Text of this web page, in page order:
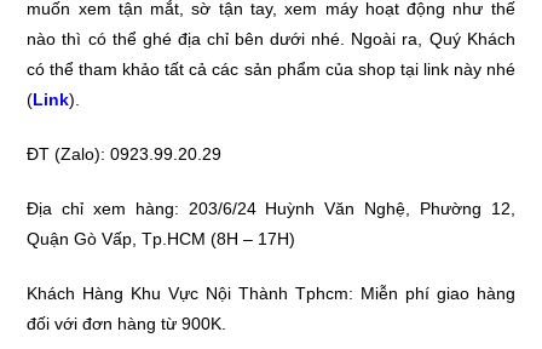
muốn xem tận mắt, sờ tận tay, xem máy hoạt động như thế
nào thì có thể ghé địa chỉ bên dưới nhé. Ngoài ra, Quý Khách
có thể tham khảo tất cả các sản phẩm của shop tại link này nhé
(Link).
ĐT (Zalo): 0923.99.20.29
Địa chỉ xem hàng: 203/6/24 Huỳnh Văn Nghệ, Phường 12,
Quận Gò Vấp, Tp.HCM (8H – 17H)
Khách Hàng Khu Vực Nội Thành Tphcm: Miễn phí giao hàng
đối với đơn hàng từ 900K.